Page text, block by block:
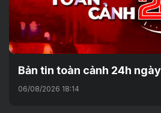
Bản tin toàn cảnh 24h
06/08/2026 18:14